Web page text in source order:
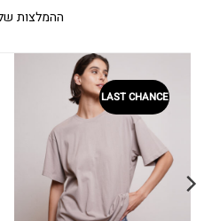
ההמלצות
LAST CHANCE